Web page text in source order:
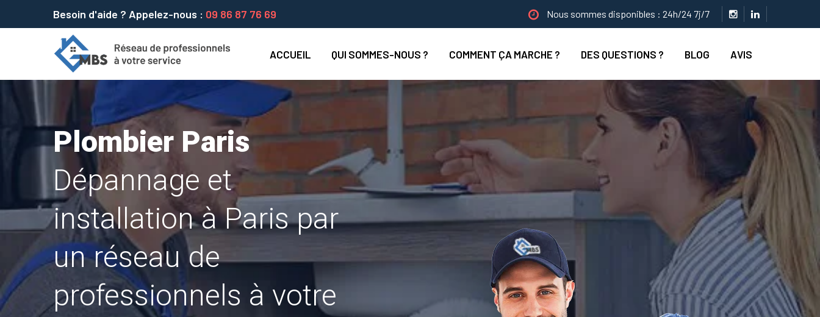
Besoin d'aide ? Appelez-nous : 09 86 87 76 69 Nous sommes disponibles : 24h/24 7j/7
ACCUEIL QUI SOMMES-NOUS ? COMMENT ÇA MARCHE ? DES QUESTIONS ? BLOG AVIS
Plombier Paris
Dépannage et
installation à Paris par
un réseau de
professionnels à votre